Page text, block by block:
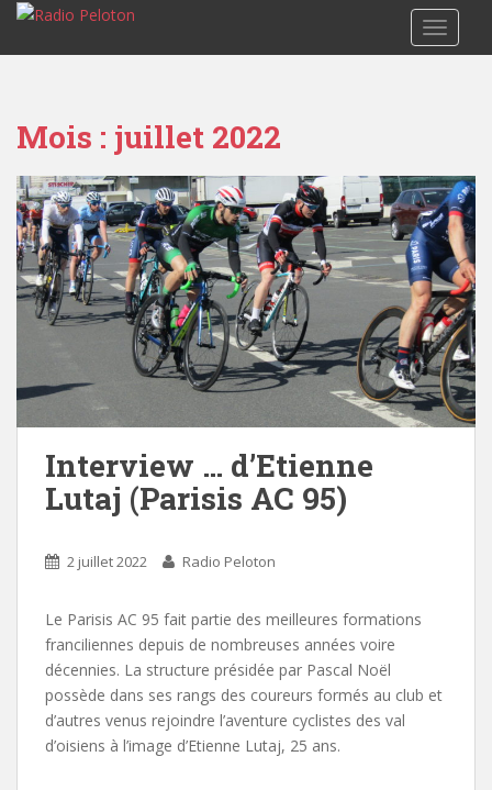
Mois : juillet 2022
Interview … d’Etienne
Lutaj (Parisis AC 95)
2 juillet 2022 Radio Peloton
Le Parisis AC 95 fait partie des meilleures formations
franciliennes depuis de nombreuses années voire
décennies. La structure présidée par Pascal Noël
possède dans ses rangs des coureurs formés au club et
d’autres venus rejoindre l’aventure cyclistes des val
d’oisiens à l’image d’Etienne Lutaj, 25 ans.